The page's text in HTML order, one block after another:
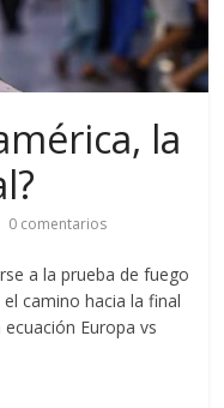
la
0 comentarios
a la prueba de fuego
camino hacia la final
Europa vs